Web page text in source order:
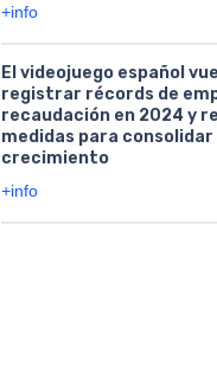
+info
El videojuego español
registrar récords de
recaudación en 2024 y
medidas para consolidar
crecimiento
+info